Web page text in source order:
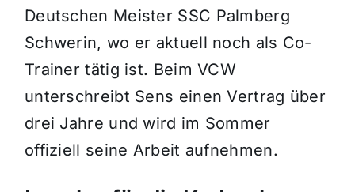
Deutschen Meister SSC Palmberg
Schwerin, wo er aktuell noch als Co-
Trainer tätig ist. Beim VCW
unterschreibt Sens einen Vertrag über
drei Jahre und wird im Sommer
offiziell seine Arbeit aufnehmen.